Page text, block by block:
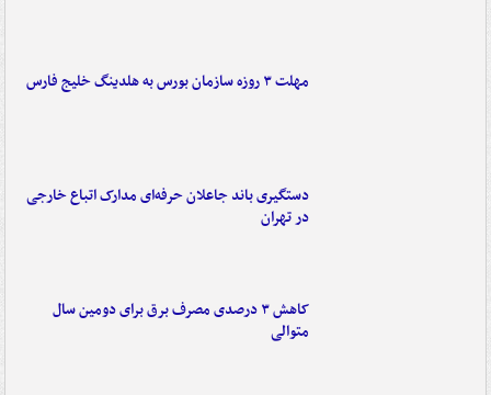
مهلت ۳ روزه سازمان بورس به هلدینگ خلیج فارس
دستگیری باند جاعلان حرفه‌ای مدارک اتباع خارجی
در تهران
کاهش ۳ درصدی مصرف برق برای دومین سال
متوالی